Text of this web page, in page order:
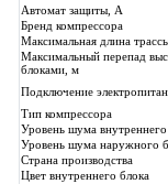
Автомат защиты, А
Бренд компрессора
Максимальная длина
Максимальный перепад
блоками, м
Подключение
Тип компрессора
Уровень шума
Уровень шума наружного
Страна производства
Цвет внутреннего блока